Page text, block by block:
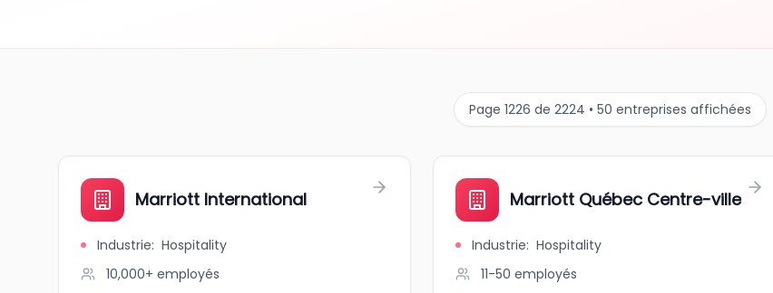
Page 1226 de 2224 • 50 entreprises affichées
Marriott International
Industrie: Hospitality
10,000+ employés
Marriott Québec Centre-ville
Industrie: Hospitality
11-50 employés